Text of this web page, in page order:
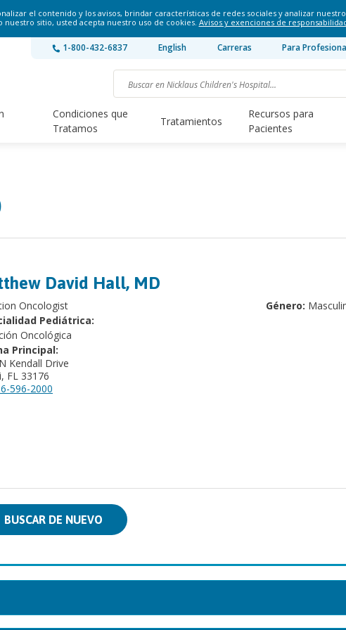
el contenido y los avisos, brindar características de redes sociales y analizar
nuestro sitio, usted acepta nuestro uso de cookies. Avisos y exenciones de
1-800-432-6837 English Carreras Para
Condiciones que
Tratamos
Tratamientos
Recursos para
Pacientes
David Hall, MD
Oncologist
Pediátrica:
Oncológica
Principal:
Kendall Drive
FL 33176
596-2000
Género:
BUSCAR DE NUEVO